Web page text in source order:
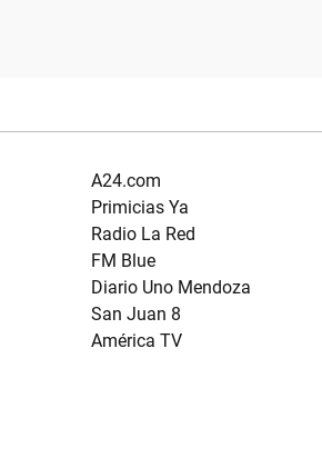
A24.com
Primicias Ya
Radio La Red
FM Blue
Diario Uno Mendoza
San Juan 8
América TV